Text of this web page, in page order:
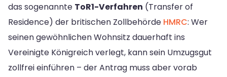
das sogenannte ToR1-Verfahren (Transfer of
Residence) der britischen Zollbehörde HMRC: Wer
seinen gewöhnlichen Wohnsitz dauerhaft ins
Vereinigte Königreich verlegt, kann sein Umzugsgut
zollfrei einführen – der Antrag muss aber vorab